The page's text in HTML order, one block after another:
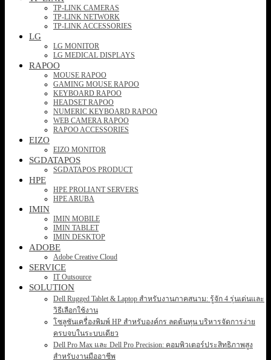
TP-LINK CAMERAS
TP-LINK NETWORK
TP-LINK ACCESSORIES
LG
LG MONITOR
LG MEDICAL DISPLAYS
RAPOO
MOUSE RAPOO
GAMING MOUSE RAPOO
KEYBOARD RAPOO
HEADSET RAPOO
NUMERIC KEYBOARD RAPOO
WEB CAMERA RAPOO
RAPOO ACCESSORIES
EIZO
EIZO MONITOR
SGDATAPOS
SGDATAPOS PRODUCT
HPE
HPE PROLIANT SERVERS
HPE ARUBA
IMIN
IMIN MOBILE
IMIN TABLET
IMIN DESKTOP
ADOBE
Adobe Creative Cloud
SERVICE
IT Outsource
SOLUTION
Dell Rugged Tablet & Laptop สำหรับงานภาคสนาม: รู้จัก 4 รุ่นเด่นและ
วิธีเลือกใช้งาน
โซลูชันเครื่องพิมพ์ HP สำหรับองค์กร ลดต้นทุน บริหารจัดการง่าย
ครบจบในระบบเดียว
Dell Pro Max และ Dell Pro Precision: คอมพิวเตอร์ประสิทธิภาพสูง
สำหรับงานมืออาชีพ